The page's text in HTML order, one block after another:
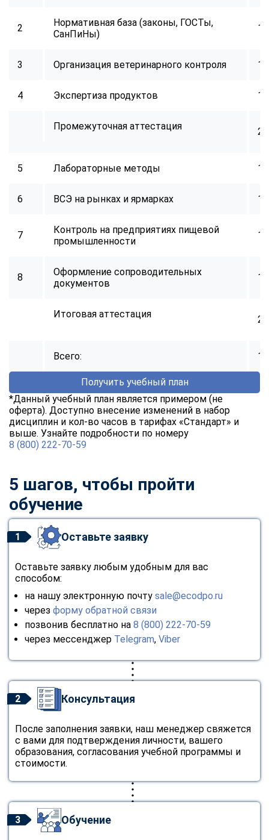
2
Нормативная база (законы, ГОСТы,
СанПиНы)
18
3 Организация ветеринарного контроля 18
4 Экспертиза продуктов 18
Промежуточная аттестация 2
5 Лабораторные методы 18
6 ВСЭ на рынках и ярмарках 18
7
Контроль на предприятиях пищевой
промышленности
18
8
Оформление сопроводительных
документов
18
Итоговая аттестация 2
Всего:
Получить учебный план
*Данный учебный план является примером (не
оферта). Доступно внесение изменений в набор
дисциплин и кол-во часов в тарифах «Стандарт» и
выше. Узнайте подробности по номеру
8 (800) 222-70-59
5 шагов, чтобы пройти
обучение
1 Оставьте заявку
Оставьте заявку любым удобным для вас
способом:
на нашу электронную почту sale@ecodpo.ru
через форму обратной связи
позвонив бесплатно на 8 (800) 222-70-59
через мессенджер Telegram, Viber
2 Консультация
После заполнения заявки, наш менеджер свяжется
с вами для подтверждения личности, вашего
образования, согласования учебной программы и
стоимости.
3 Обучение